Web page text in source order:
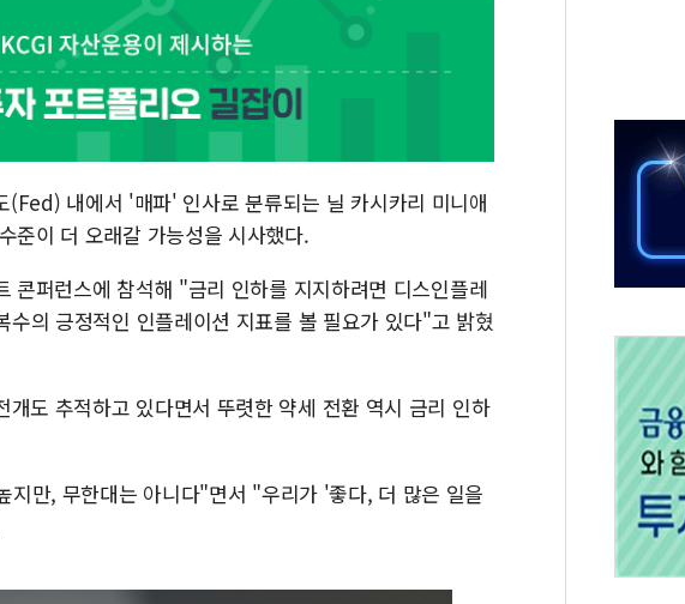
[3보] 북, 원산서 동해로 단거리 탄도미사일 1발 발사… 올해
우크라 드론 전술, 중남미 콜롬비아에 새 안보 위기… 반군·
동해해경, 독도 해상서 부유물 감긴 어선 구조
주한미군 "오산기지 누출, 백린 아닌 무해한 표면 부식 물
구미 폐염산처리업체서 불 2시간30여분만에 진화...외국인
내에서 '매파' 인사로 분류되는 닐 카시카리 미니애
준이 더 오래갈 가능성을 시사했다.
콘퍼런스에 참석해 "금리 인하를 지지하려면 디스인플레
의 긍정적인 인플레이션 지표를 볼 필요가 있다"고 밝혔
도 추적하고 있다면서 뚜렷한 약세 전환 역시 금리 인하
만, 무한대는 아니다"면서 "우리가 '좋다, 더 많은 일을